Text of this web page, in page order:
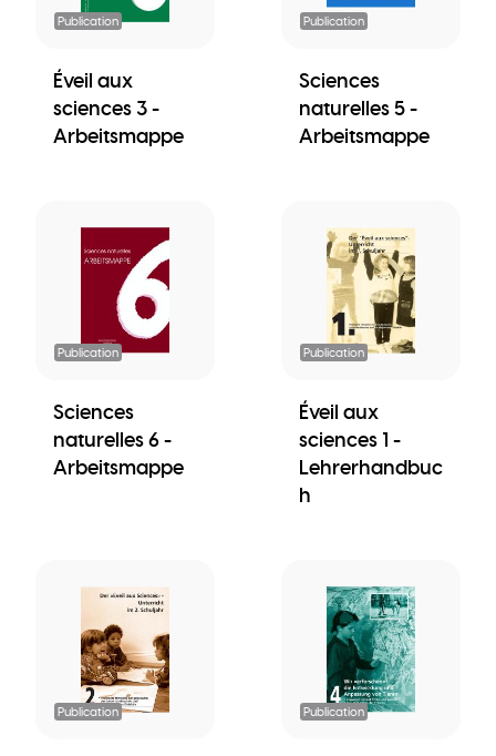
Publication
Éveil aux
sciences 3 -
Arbeitsmappe
Publication
Sciences
naturelles 5 -
Arbeitsmappe
Publication
Sciences
naturelles 6 -
Arbeitsmappe
Publication
Éveil aux
sciences 1 -
Lehrerhandbuc
h
Publication Publication